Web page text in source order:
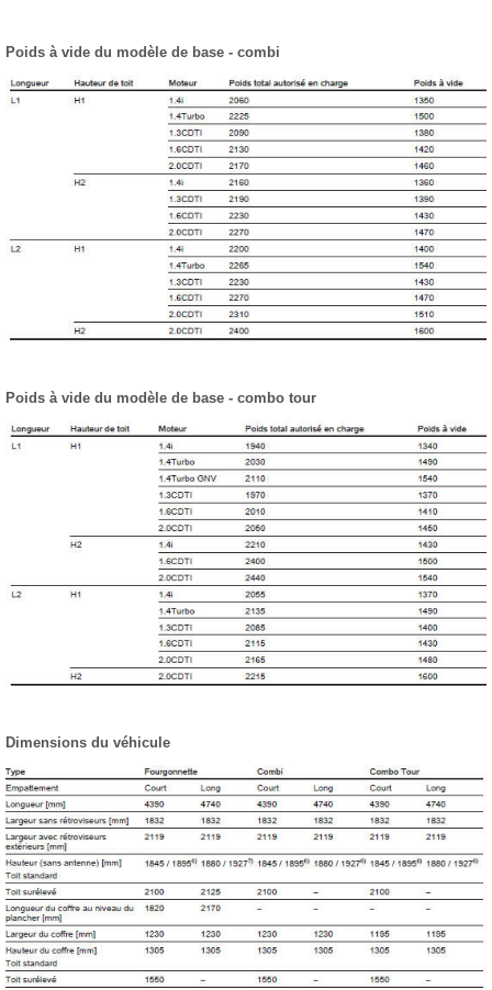
Poids à vide du modèle de base - combi
Poids à vide du modèle de base - combo tour
Dimensions du véhicule